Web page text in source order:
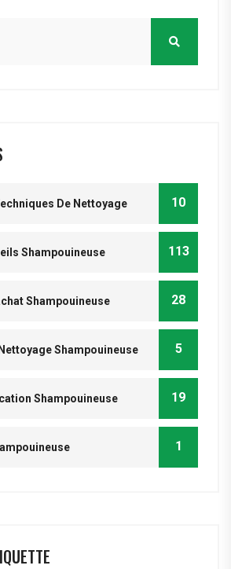
De Nettoyage 10
Shampouineuse 113
Shampouineuse 28
Shampouineuse 5
Shampouineuse 19
1